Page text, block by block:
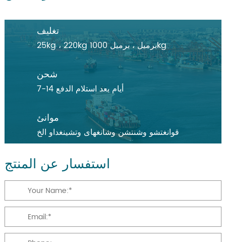
تغليف
25kg ، 220kg برميل ، برميل 1000kg
شحن
7-14 أيام بعد استلام الدفع
موانئ
قوانغتشو وشنتشن وشانغهاى وتشينغداو الخ
استفسار عن المنتج